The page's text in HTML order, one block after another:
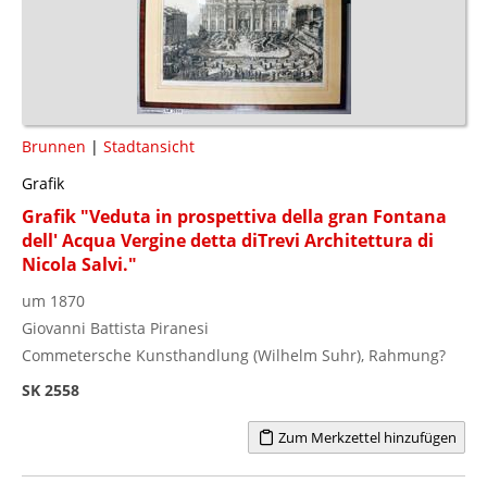
Brunnen | Stadtansicht
Grafik
Grafik "Veduta in prospettiva della gran Fontana
dell' Acqua Vergine detta diTrevi Architettura di
Nicola Salvi."
um 1870
Giovanni Battista Piranesi
Commetersche Kunsthandlung (Wilhelm Suhr), Rahmung?
SK 2558
Zum Merkzettel hinzufügen